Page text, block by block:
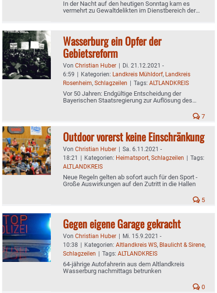
In der Nacht auf den heutigen Sonntag kam es
vermehrt zu Gewaltdelikten im Dienstbereich der
Wasserburg ein Opfer der
Gebietsreform
Von Christian Huber | Di. 21.12.2021 -
6:59 | Kategorien: Landkreis Mühldorf, Landkreis
Rosenheim, Schlagzeilen | Tags: ALTLANDKREIS
Vor 50 Jahren: Endgültige Entscheidung der
Bayerischen Staatsregierung zur Auflösung des
7
Outdoor vorerst keine Einschränkung
Von Christian Huber | Sa. 6.11.2021 -
18:21 | Kategorien: Heimatsport, Schlagzeilen | Tags:
ALTLANDKREIS
Neue Regeln gelten ab sofort auch für den Sport -
Große Auswirkungen auf den Zutritt in die Hallen
5
Gegen eigene Garage gekracht
Von Christian Huber | Mi. 15.9.2021 -
10:38 | Kategorien: Altlandkreis WS, Blaulicht & Sirene,
Schlagzeilen | Tags: ALTLANDKREIS
64-jährige Autofahrerin aus dem Altlandkreis
Wasserburg nachmittags betrunken
0